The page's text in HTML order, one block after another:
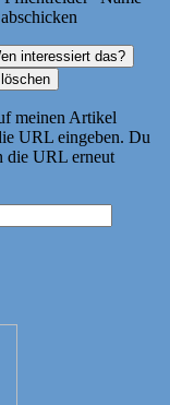
meinen Artikel
URL eingeben. Du
die URL erneut